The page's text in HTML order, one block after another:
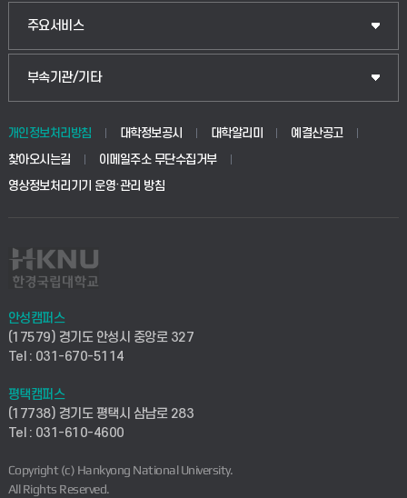
생명공학부
사회안전시스템공학부
컴퓨터응용수학부
ICT로봇기계공학부
전자전기공학부
디자인건축융합학부
산업대학원
공공정책대학원
교육대학원
주요서비스
입학안내
웹메일
학사시스템(전문학사 및 전공심화)
사이버캠퍼스(전문학사 및 전공심화)
시설바로처리서비스
연구실안전관리시스템
산학연구관리시스템
부속기관/기타
중앙도서관
학생생활관(안성)
산학협력단
취업지원센터
창업지원센터
현장실습지원센터
개인정보처리방침 대학정보공시 대학알리미
예결산공고
찾아오시는길
이메일주소 무단수집거부
영상정보처리기기 운영·관리 방침
안성캠퍼스
(17579) 경기도 안성시 중앙로 327
Tel : 031-670-5114
평택캠퍼스
(17738) 경기도 평택시 삼남로 283
Tel : 031-610-4600
Copyright (c) Hankyong National University.
All Rights Reserved.